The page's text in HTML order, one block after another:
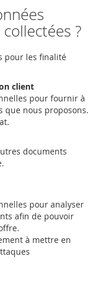
?
pour les finalité
client
pour fournir à
que nous proposons.
documents
pour analyser
afin de pouvoir
à mettre en